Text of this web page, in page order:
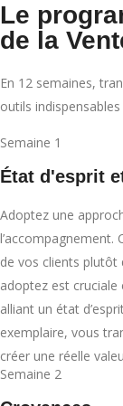
Le
de la
En 12 semaines,
outils
Semaine 1
État d'esprit
Adoptez une
l’accompagnement.
de vos clients plutôt
adoptez est cruciale
alliant un état
exemplaire, vous
créer une réelle
Semaine 2